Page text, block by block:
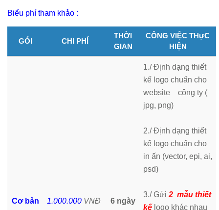
Biểu phí tham khảo :
GÓI CHI PHÍ
THỜI
GIAN
CÔNG VIỆC THựC
HIỆN
Cơ bản 1.000.000 VNĐ 6 ngày
1./ Định dạng thiết
kế logo chuẩn cho
website công ty (
jpg, png)
2./ Định dạng thiết
kế logo chuẩn cho
in ấn (vector, epi, ai,
psd)
3./ Gửi 2 mẫu thiết
kế logo khác nhau